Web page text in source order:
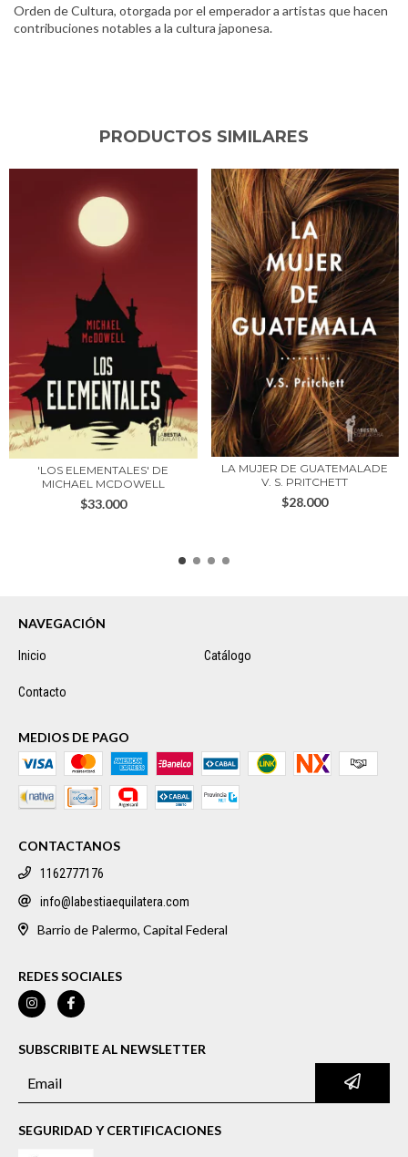
Orden de Cultura, otorgada por el emperador a artistas que hacen
contribuciones notables a la cultura japonesa.
PRODUCTOS SIMILARES
'LOS ELEMENTALES' DE
MICHAEL MCDOWELL
$33.000
LA MUJER DE GUATEMALADE
V. S. PRITCHETT
$28.000
NAVEGACIÓN
Inicio Catálogo
Contacto
MEDIOS DE PAGO
CONTACTANOS
1162777176
info@labestiaequilatera.com
Barrio de Palermo, Capital Federal
REDES SOCIALES
SUBSCRIBITE AL NEWSLETTER
SEGURIDAD Y CERTIFICACIONES